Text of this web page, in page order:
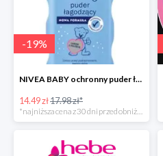
-19%
NIVEA BABY ochronny puder łagodzący dla dzieci
14.49 zł17.98 zł*
*najniższa cena z 30 dni przed obniżką